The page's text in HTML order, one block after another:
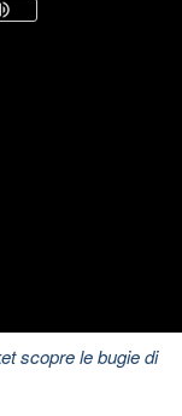
scopre le bugie di